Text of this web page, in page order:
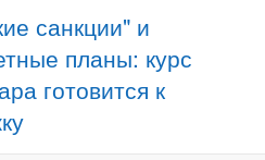
санкции" и
планы: курс
готовится к